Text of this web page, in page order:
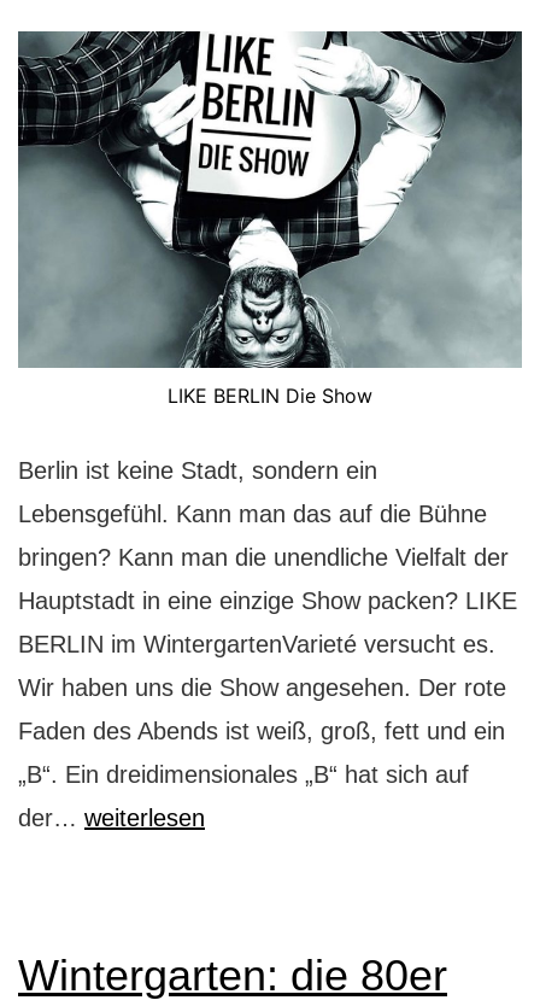
LIKE BERLIN Die Show
Berlin ist keine Stadt, sondern ein
Lebensgefühl. Kann man das auf die Bühne
bringen? Kann man die unendliche Vielfalt der
Hauptstadt in eine einzige Show packen? LIKE
BERLIN im WintergartenVarieté versucht es.
Wir haben uns die Show angesehen. Der rote
Faden des Abends ist weiß, groß, fett und ein
„B“. Ein dreidimensionales „B“ hat sich auf
der… LIKE
als
weiterlesen
Wintergarten: die 80er